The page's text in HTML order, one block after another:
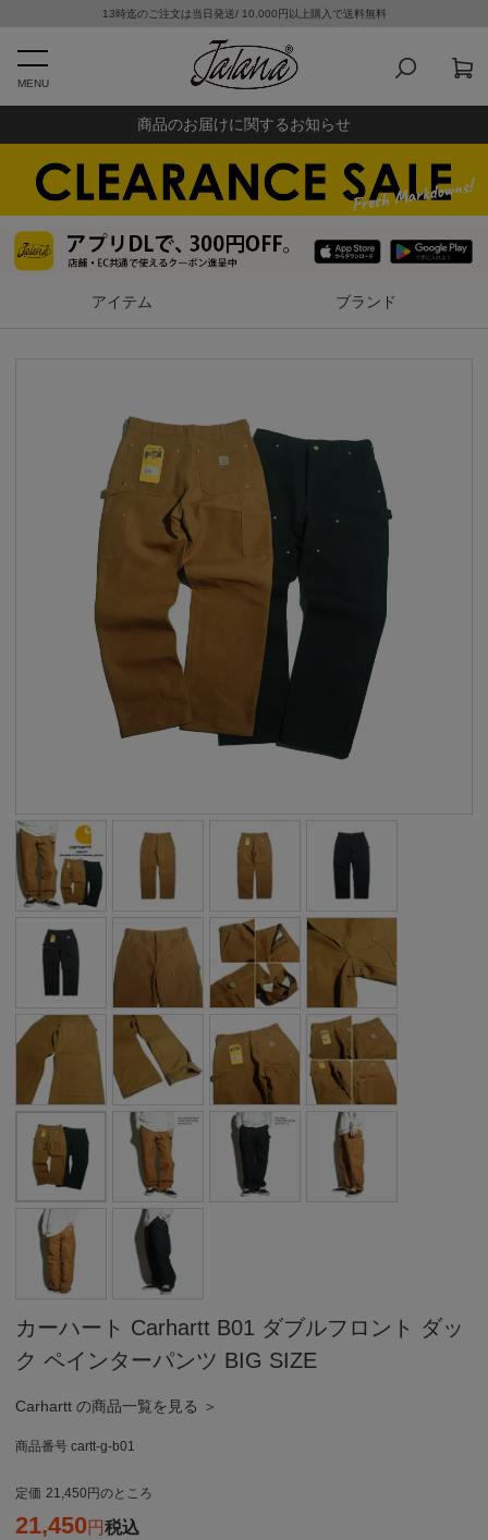
13時迄のご注文は当日発送/ 10,000円以上購入で送料無料
MENU
商品のお届けに関するお知らせ
アイテム ブランド
カーハート Carhartt B01 ダブルフロント ダッ
ク ペインターパンツ BIG SIZE
Carhartt の商品一覧を見る ＞
商品番号 cartt-g-b01
定価 21,450 のところ
21,450 税込